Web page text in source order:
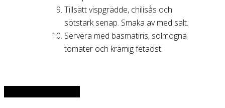
Tillsätt vispgrädde, chilisås och
sötstark senap. Smaka av med salt.
Servera med basmatiris, solmogna
tomater och krämig fetaost.